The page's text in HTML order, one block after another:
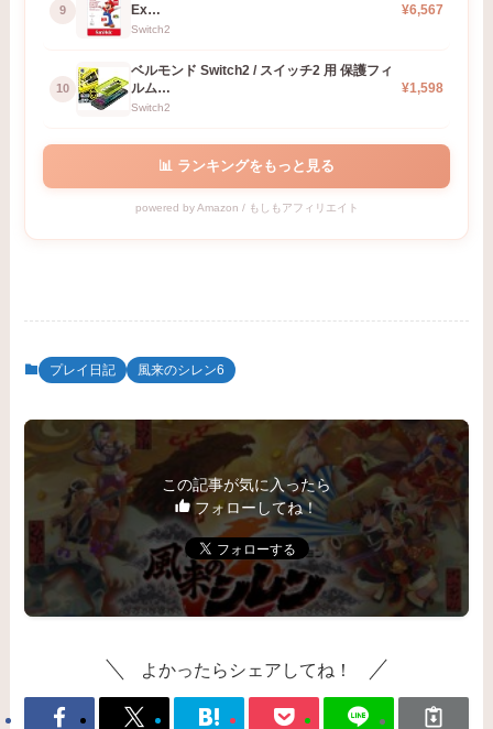
9 Ex…
Switch2
¥6,567
10
ベルモンド Switch2 / スイッチ2 用 保護フィ
ルム…
Switch2
¥1,598
📊 ランキングをもっと見る
powered by Amazon / もしもアフィリエイト
プレイ日記 風来のシレン6
この記事が気に入ったら
フォローしてね！
よかったらシェアしてね！